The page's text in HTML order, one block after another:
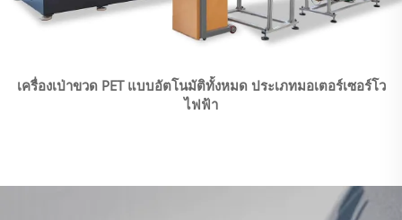
เครื่องเป่าขวด PET แบบอัตโนมัติทั้งหมด ประเภทมอเตอร์เซอร์โว
ไฟฟ้า